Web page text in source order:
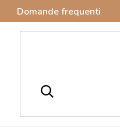
Domande frequenti